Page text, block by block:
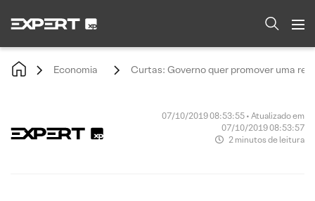
Economia Curtas: Governo quer promover uma
07/10/2019 08:53:55 • Atualizado em
07/10/2019 08:53:57
2 minutos de leitura